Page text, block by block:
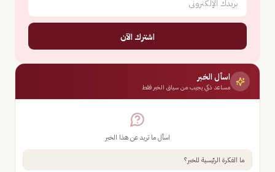
اشترك الآن
اسأل الخبر
مساعد ذكي يجيب من سياق الخبر فقط
اسأل ما تريد عن هذا الخبر
ما الفكرة الرئيسية للخبر؟